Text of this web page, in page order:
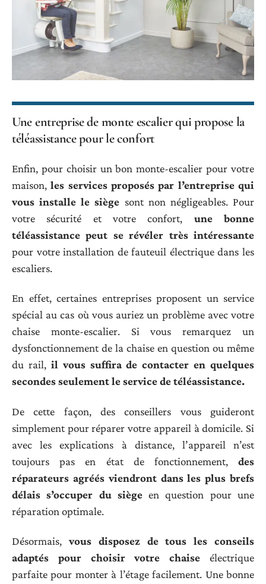
Une entreprise de monte escalier qui propose la
téléassistance pour le confort
Enfin, pour choisir un bon monte-escalier pour votre
maison, les services proposés par l’entreprise qui
vous installe le siège sont non négligeables. Pour
votre sécurité et votre confort, une bonne
téléassistance peut se révéler très intéressante
pour votre installation de fauteuil électrique dans les
escaliers.
En effet, certaines entreprises proposent un service
spécial au cas où vous auriez un problème avec votre
chaise monte-escalier. Si vous remarquez un
dysfonctionnement de la chaise en question ou même
du rail,il vous suffira de contacter en quelques
secondes seulement le service de téléassistance.
De cette façon, des conseillers vous guideront
simplement pour réparer votre appareil à domicile. Si
avec les explications à distance, l’appareil n’est
toujours pas en état de fonctionnement, des
réparateurs agréés viendront dans les plus brefs
délais s’occuper du siègeen question pour une
réparation optimale.
Désormais, vous disposez de tous les conseils
adaptés pour choisir votre chaise électrique
parfaite pour monter à l’étage facilement. Une bonne